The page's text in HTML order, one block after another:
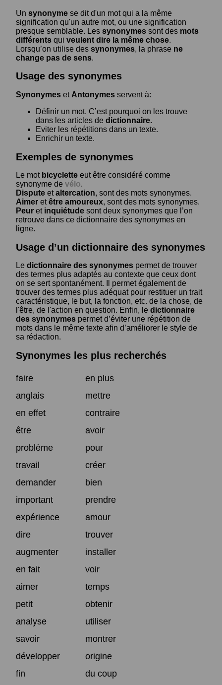
Un synonyme se dit d'un mot qui a la même
signification qu'un autre mot, ou une signification
presque semblable. Les synonymes sont des mots
différents qui veulent dire la même chose.
Lorsqu’on utilise des synonymes, la phrase ne
change pas de sens.
Usage des synonymes
Synonymes et Antonymes servent à:
Définir un mot. C’est pourquoi on les trouve
dans les articles de dictionnaire.
Eviter les répétitions dans un texte.
Enrichir un texte.
Exemples de synonymes
Le mot bicyclette eut être considéré comme
synonyme de vélo.
Dispute etaltercation, sont des mots synonymes.
Aimer etêtre amoureux, sont des mots synonymes.
Peur et inquiétude sont deux synonymes que l’on
retrouve dans ce dictionnaire des synonymes en
ligne.
Usage d’un dictionnaire des synonymes
Le dictionnaire des synonymes permet de trouver
des termes plus adaptés au contexte que ceux dont
on se sert spontanément. Il permet également de
trouver des termes plus adéquat pour restituer un trait
caractéristique, le but, la fonction, etc. de la chose, de
l'être, de l'action en question. Enfin, le dictionnaire
des synonymes permet d’éviter une répétition de
mots dans le même texte afin d’améliorer le style de
sa rédaction.
Synonymes les plus recherchés
faire
en plus
anglais
mettre
en effet
contraire
être
avoir
problème
pour
travail
créer
demander
bien
important
prendre
expérience
amour
dire
trouver
augmenter
installer
en fait
voir
aimer
temps
petit
obtenir
analyse
utiliser
savoir
montrer
développer
origine
fin
du coup